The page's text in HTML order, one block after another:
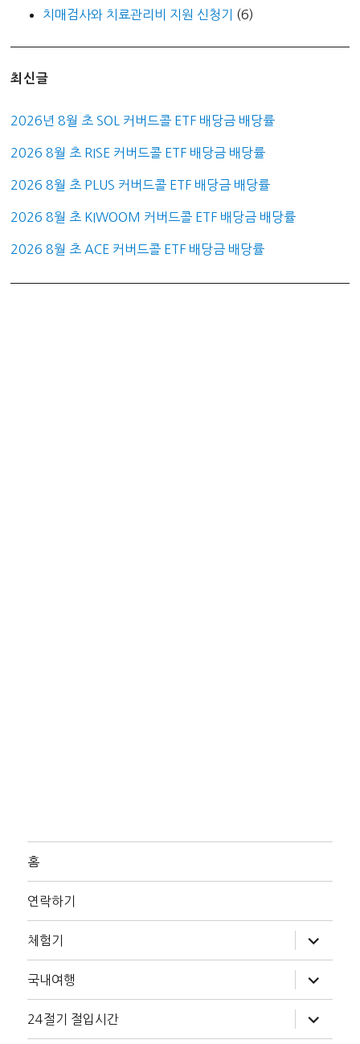
치매검사와 치료관리비 지원 신청기
(6)
최신글
2026년 8월 초 SOL 커버드콜 ETF 배당금 배당률
2026 8월 초 RISE 커버드콜 ETF 배당금 배당률
2026 8월 초 PLUS 커버드콜 ETF 배당금 배당률
2026 8월 초 KIWOOM 커버드콜 ETF 배당금 배당률
2026 8월 초 ACE 커버드콜 ETF 배당금 배당률
홈
연락하기
체험기
위
메
확
장
국내여행
위
메
확
장
24절기 절입시간
위
메